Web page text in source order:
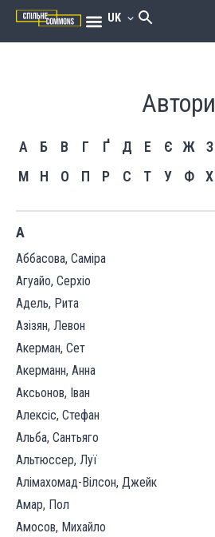
UK
Автори
А Б В Г Ґ Д Е Є Ж З
М
Н О П Р С Т У Ф Х
А
Аббасова, Саміра
Агуайо, Серхіо
Адель, Рита
Азізян, Левон
Акерман, Сет
Акерманн, Анна
Аксьонов, Іван
Алексіс, Стефан
Альба, Сантьяго
Альтюссер, Луї
Алімахомад-Вілсон, Джейк
Амар, Пол
Амосов, Михайло